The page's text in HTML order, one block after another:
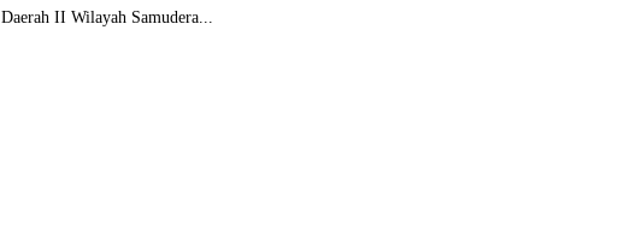
Daerah II Wilayah Samudera...